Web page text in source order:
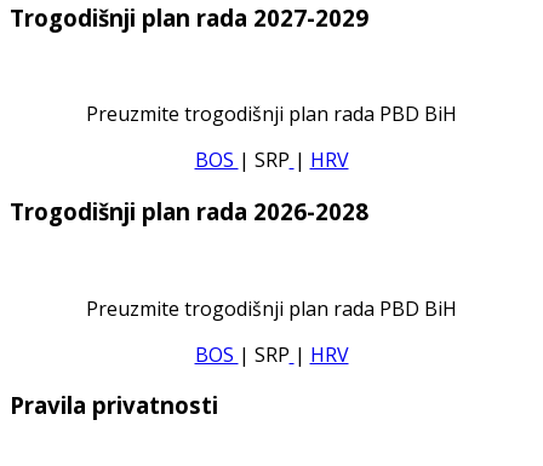
Trogodišnji plan rada 2027-2029
Preuzmite trogodišnji plan rada PBD BiH
BOS | SRP | HRV
Trogodišnji plan rada 2026-2028
Preuzmite trogodišnji plan rada PBD BiH
BOS | SRP | HRV
Pravila privatnosti